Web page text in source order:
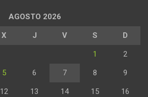
AGOSTO 2026
X J V S D
1 2
5 6 7 8 9
12 13 14 15 16